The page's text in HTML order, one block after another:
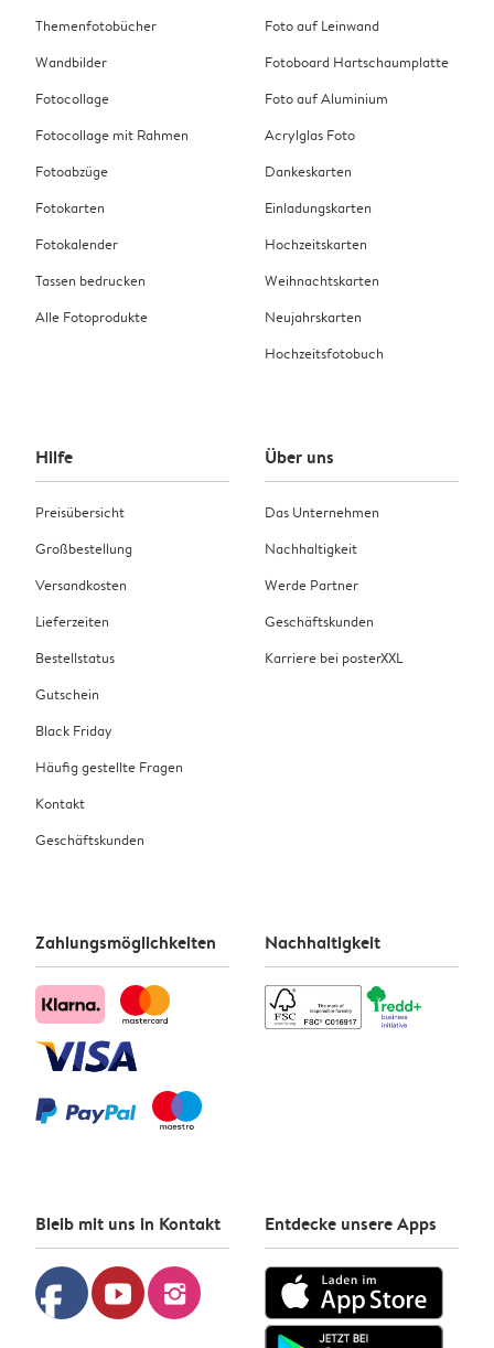
Themenfotobücher
Wandbilder
Fotocollage
Fotocollage mit Rahmen
Fotoabzüge
Fotokarten
Fotokalender
Tassen bedrucken
Alle Fotoprodukte
Foto auf Leinwand
Fotoboard Hartschaumplatte
Foto auf Aluminium
Acrylglas Foto
Dankeskarten
Einladungskarten
Hochzeitskarten
Weihnachtskarten
Neujahrskarten
Hochzeitsfotobuch
Hilfe
Preisübersicht
Großbestellung
Versandkosten
Lieferzeiten
Bestellstatus
Gutschein
Black Friday
Häufig gestellte Fragen
Kontakt
Geschäftskunden
Über uns
Das Unternehmen
Nachhaltigkeit
Werde Partner
Geschäftskunden
Karriere bei posterXXL
Zahlungsmöglichkeiten Nachhaltigkeit
Bleib mit uns in Kontakt
facebook youtube instagram
Entdecke unsere Apps